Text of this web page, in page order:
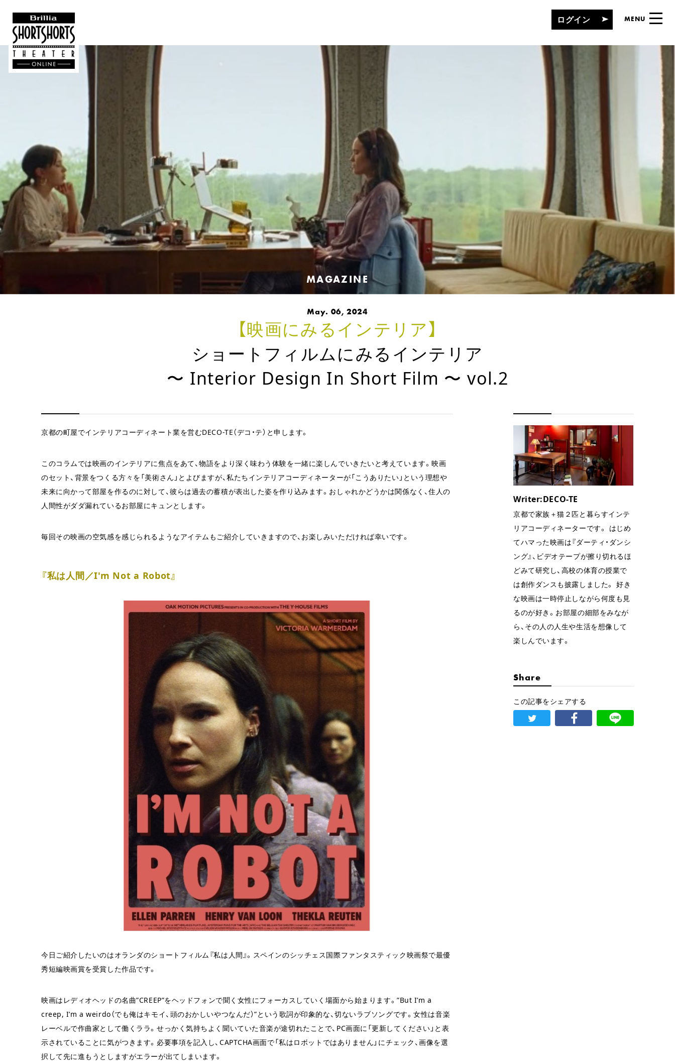
ログイン MENU
MAGAZINE
May. 06, 2024
【映画にみるインテリア】
ショートフィルムにみるインテリア
〜 Interior Design In Short Film 〜 vol.2
京都の町屋でインテリアコーディネート業を営むDECO-TE（デコ・テ）と申します。
このコラムでは映画のインテリアに焦点をあて、物語をより深く味わう体験を一緒に楽しんでいきたいと考えています。映画
のセット、背景をつくる方々を「美術さん」とよびますが、私たちインテリアコーディネーターが「こうありたい」という理想や
未来に向かって部屋を作るのに対して、彼らは過去の蓄積が表出した姿を作り込みます。おしゃれかどうかは関係なく、住人の
人間性がダダ漏れているお部屋にキュンとします。
毎回その映画の空気感を感じられるようなアイテムもご紹介していきますので、お楽しみいただければ幸いです。
『私は人間／I'm Not a Robot』
今日ご紹介したいのはオランダのショートフィルム『私は人間』。スペインのシッチェス国際ファンタスティック映画祭で最優
秀短編映画賞を受賞した作品です。
映画はレディオヘッドの名曲”CREEP”をヘッドフォンで聞く女性にフォーカスしていく場面から始まります。”But I’m a
creep, I’m a weirdo（でも俺はキモイ、頭のおかしいやつなんだ）”という歌詞が印象的な、切ないラブソングです。女性は音楽
レーベルで作曲家として働くララ。せっかく気持ちよく聞いていた音楽が途切れたことで、PC画面に「更新してください」と表
示されていることに気がつきます。必要事項を記入し、CAPTCHA画面で「私はロボットではありません」にチェック、画像を選
択して先に進もうとしますがエラーが出てしまいます。
Writer:DECO-TE
京都で家族＋猫２匹と暮らすインテ
リアコーディネーターです。 はじめ
てハマった映画は『ダーティ・ダンシ
ング』、ビデオテープが擦り切れるほ
どみて研究し、高校の体育の授業で
は創作ダンスも披露しました。 好き
な映画は一時停止しながら何度も見
るのが好き。お部屋の細部をみなが
ら、その人の人生や生活を想像して
楽しんでいます。
Share
この記事をシェアする